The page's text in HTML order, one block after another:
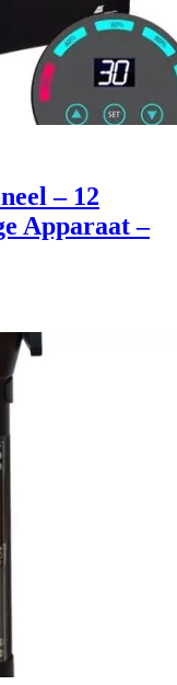
– 12
Apparaat –